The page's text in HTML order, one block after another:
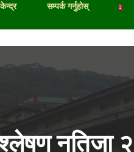
सम्पर्क गर्नुहोस्